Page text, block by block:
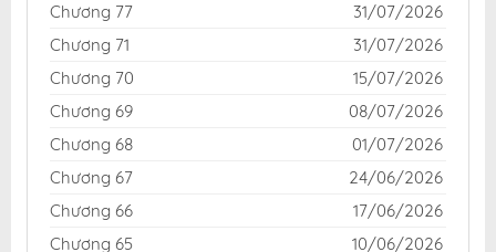
Chương 77
31/07/2026
Chương 71
31/07/2026
Chương 70
15/07/2026
Chương 69
08/07/2026
Chương 68
01/07/2026
Chương 67
24/06/2026
Chương 66
17/06/2026
Chương 65
10/06/2026